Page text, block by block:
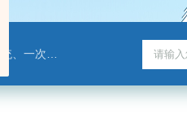
圣戈班管